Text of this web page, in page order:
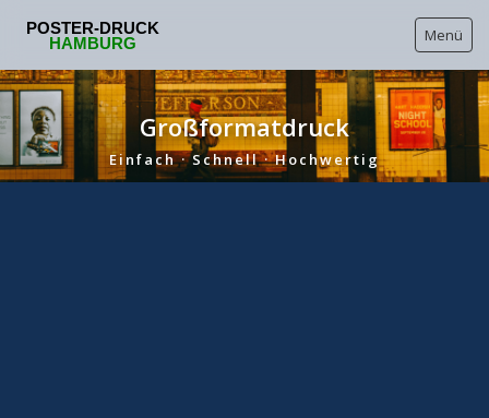
Menü
Poster drucken
Werbeposter drucken
Eventposter drucken
Großformatdruck
Einfach · Schnell · Hochwertig